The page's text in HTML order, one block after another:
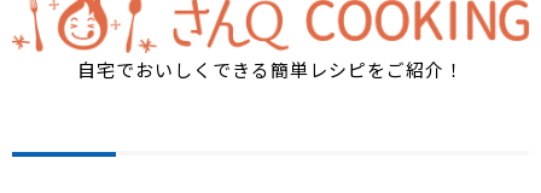
自宅でおいしくできる簡単レシピをご紹介！